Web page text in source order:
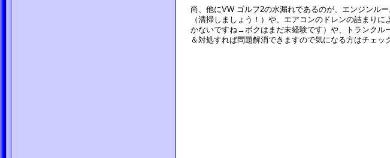
尚、他にVW ゴルフ2の水漏れであるのが、エンジンル
（清掃しましょう！）や、エアコンのドレンの詰まり
かないですね→ボクはまだ未経験です）や、トランクル
＆対処すれば問題解消できますので気になる方はチェッ